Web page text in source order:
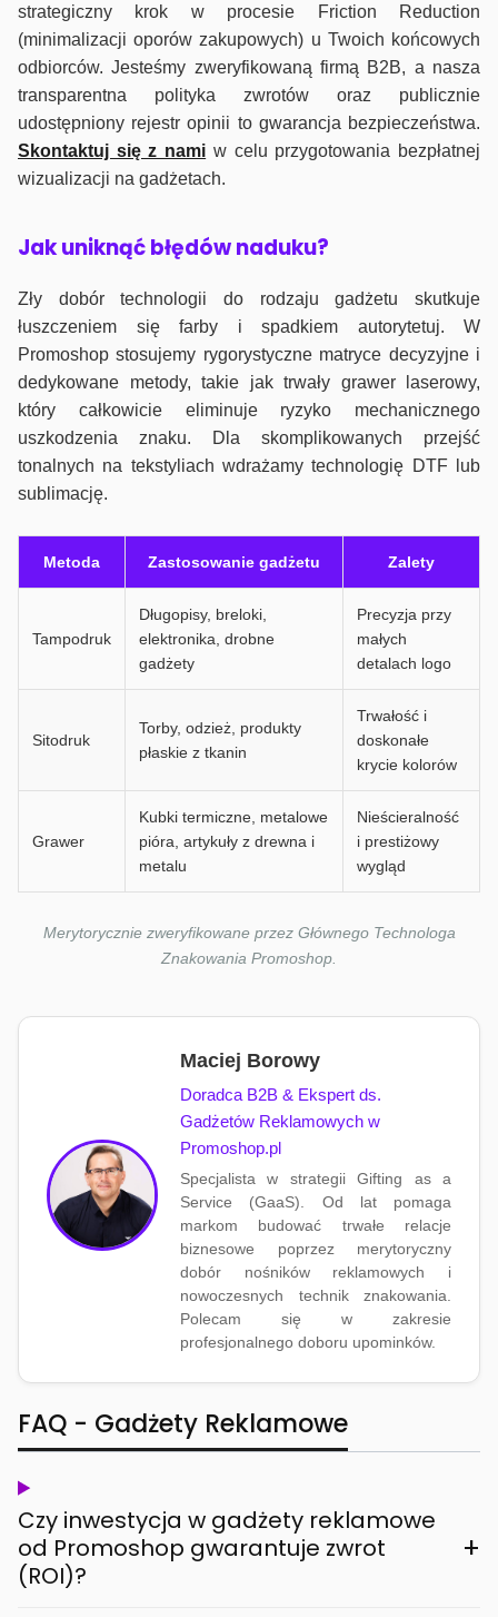
strategiczny krok w procesie Friction Reduction
(minimalizacji oporów zakupowych) u Twoich końcowych
odbiorców. Jesteśmy zweryfikowaną firmą B2B, a nasza
transparentna polityka zwrotów oraz publicznie
udostępniony rejestr opinii to gwarancja bezpieczeństwa.
Skontaktuj się z nami w celu przygotowania bezpłatnej
wizualizacji na gadżetach.
Jak uniknąć błędów naduku?
Zły dobór technologii do rodzaju gadżetu skutkuje
łuszczeniem się farby i spadkiem autorytetuj. W
Promoshop stosujemy rygorystyczne matryce decyzyjne i
dedykowane metody, takie jak trwały grawer laserowy,
który całkowicie eliminuje ryzyko mechanicznego
uszkodzenia znaku. Dla skomplikowanych przejść
tonalnych na tekstyliach wdrażamy technologię DTF lub
sublimację.
Metoda Zastosowanie gadżetu Zalety
Tampodruk
Długopisy, breloki,
elektronika, drobne
gadżety
Precyzja przy
małych
detalach logo
Sitodruk
Torby, odzież, produkty
płaskie z tkanin
Trwałość i
doskonałe
krycie kolorów
Grawer
Kubki termiczne, metalowe
pióra, artykuły z drewna i
metalu
Nieścieralność
i prestiżowy
wygląd
Merytorycznie zweryfikowane przez Głównego Technologa
Znakowania Promoshop.
Maciej Borowy
Doradca B2B & Ekspert ds.
Gadżetów Reklamowych w
Promoshop.pl
Specjalista w strategii Gifting as a
Service (GaaS). Od lat pomaga
markom budować trwałe relacje
biznesowe poprzez merytoryczny
dobór nośników reklamowych i
nowoczesnych technik znakowania.
Polecam się w zakresie
profesjonalnego doboru upominków.
FAQ - Gadżety Reklamowe
Czy inwestycja w gadżety reklamowe
od Promoshop gwarantuje zwrot
(ROI)?
+